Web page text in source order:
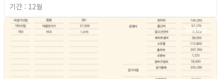
기간 : 12월
2016년